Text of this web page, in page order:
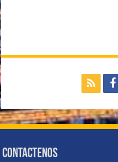
Contactenos